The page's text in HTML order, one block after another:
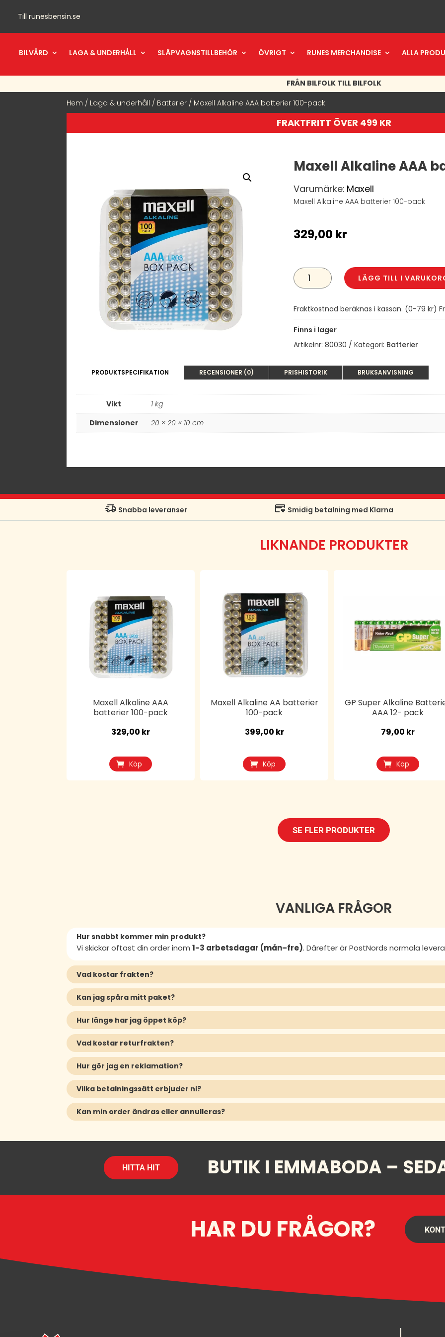
Till runesbensin.se
BILVÅRD LAGA & UNDERHÅLL SLÄPVAGNSTILLBEHÖR ÖVRIGT RUNES MERCHANDISE ALLA
FRÅN BILFOLK TILL BILFOLK
Hem / Laga & underhåll / Batterier / Maxell Alkaline AAA batterier 100-pack
FRAKTFRITT ÖVER 499 KR
Maxell Alkaline AAA
Varumärke: Maxell
Maxell Alkaline AAA batterier 100-pack
329,00 kr
MAXELL
ALKALINE
AAA
BATTERIER
PACK
MÄNGD
LÄGG TILL I
Fraktkostnad beräknas i kassan. (0-79 kr)
Finns i lager
Artikelnr: 80030 Kategori: Batterier
PRODUKTSPECIFIKATION RECENSIONER (0) PRISHISTORIK BRUKSANVISNING
Vikt
1 kg
Dimensioner
20 × 20 × 10 cm
Snabba leveranser Smidig betalning med Klarna
LIKNANDE PRODUKTER
Maxell Alkaline AAA
batterier 100-pack
329,00 kr
Köp
Maxell Alkaline AA batterier
100-pack
399,00 kr
Köp
GP Super Alkaline
AAA 12- pack
79,00 kr
Köp
SE FLER PRODUKTER
VANLIGA FRÅGOR
Hur snabbt kommer min produkt?
Vi skickar oftast din order inom1-3 arbetsdagar (mån–fre). Därefter är PostNords normala
Vad kostar frakten?
Kan jag spåra mitt paket?
Hur länge har jag öppet köp?
Vad kostar returfrakten?
Hur gör jag en reklamation?
Vilka betalningssätt erbjuder ni?
Kan min order ändras eller annulleras?
HITTA HIT BUTIK I EMMABODA –
HAR DU FRÅGOR?